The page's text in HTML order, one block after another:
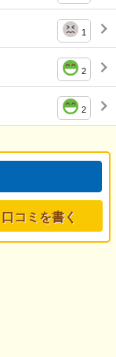
1
2
2
口コミを書く